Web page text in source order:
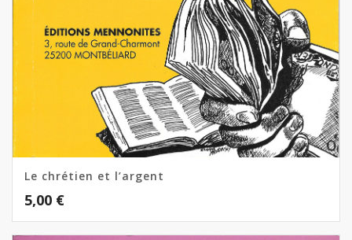
Le chrétien et l’argent
5,00 €